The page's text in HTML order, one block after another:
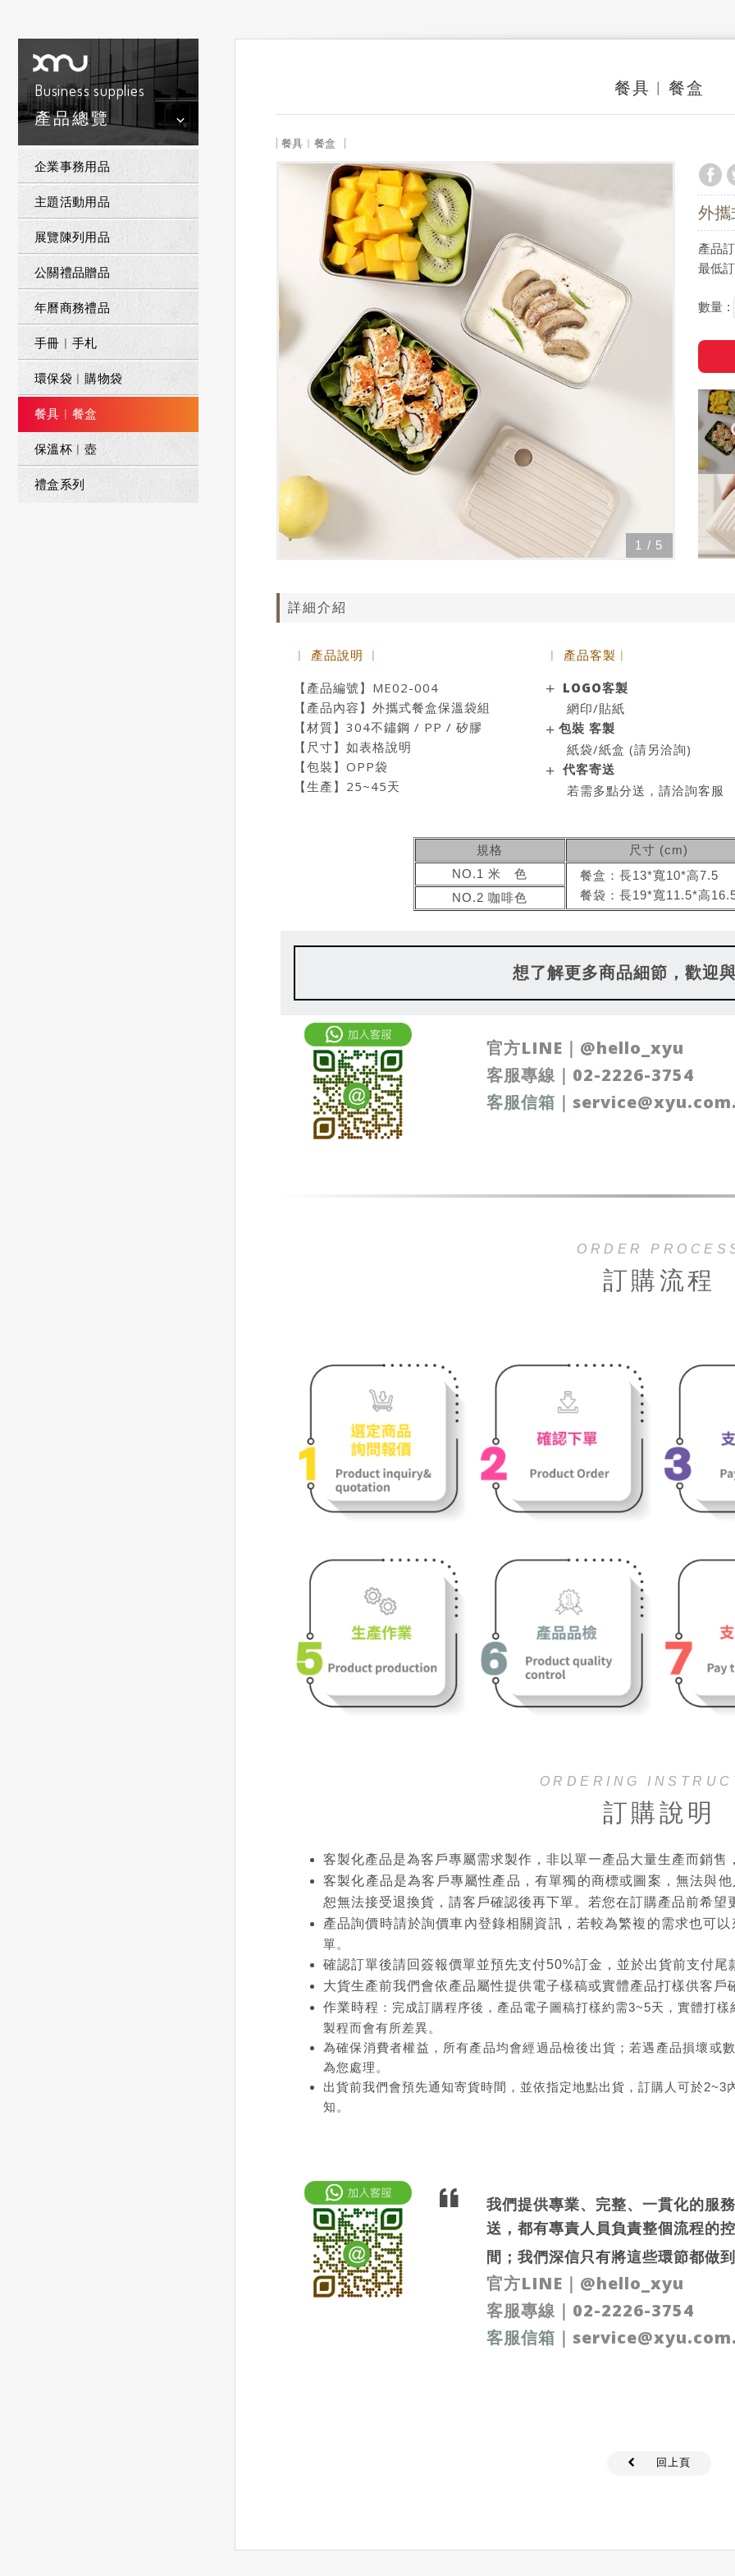
Business supplies
產品總覽
企業事務用品
主題活動用品
展覽陳列用品
公關禮品贈品
年曆商務禮品
手冊︱手札
環保袋︱購物袋
餐具︱餐盒
保溫杯︱壺
禮盒系列
餐具︱餐盒
餐具︱餐盒
外
產品
最低
數量 :
1 / 5
詳細介紹
︱ 產品說明 ︱
【產品編號】ME02-004
【產品內容】外攜式餐盒保溫袋組
【材質】304不鏽鋼 / PP / 矽膠
【尺寸】如表格說明
【包裝】OPP袋
【生產】25~45天
︱ 產品客製︱
LOGO客製
網印/貼紙
包裝 客製
紙袋/紙盒 (請另洽詢)
代客寄送
若需多點分送，請洽詢客服
規格 尺寸 (cm)
NO.1 米 色
餐盒：長13*寬10*高7.5
餐袋：長19*寬11.5*高
NO.2 咖啡色
想了解更多商品細節，歡迎
官方LINE｜ @hello_xyu
客服專線｜ 02-2226-3754
客服信箱 ｜
ORDER
訂購流程
ORDERING
訂購說明
客製化產品是為客戶專屬需求製作，非以單一產品大量生產而銷
客製化產品是為客戶專屬性產品，有單獨的商標或圖案，無法與
恕無法接受退換貨，請客戶確認後再下單。若您在訂購產品前希
產品詢價時請於詢價車內登錄相關資訊，若較為繁複的需求也可
單。
確認訂單後請回簽報價單並預先支付50%訂金，並於出貨前支付
大貨生產前我們會依產品屬性提供電子樣稿或實體產品打樣供客
作業時程 ：完成訂購程序後，產品電子圖稿打樣約需3~5天，實體打
製程而會有所差異。
為確保消費者權益，所有產品均會經過品檢後出貨；若遇產品損壞或
為您處理。
出貨前我們會預先通知寄貨時間，並依指定地點出貨，訂購人可於
知。
我們提供專業、完整、一貫化的服
送，都有專責人員負責整個流程的
間；我們深信只有將這些環節都做
官方LINE ｜ @hello_xyu
客服專線｜ 02-2226-3754
客服信箱 ｜
回上頁